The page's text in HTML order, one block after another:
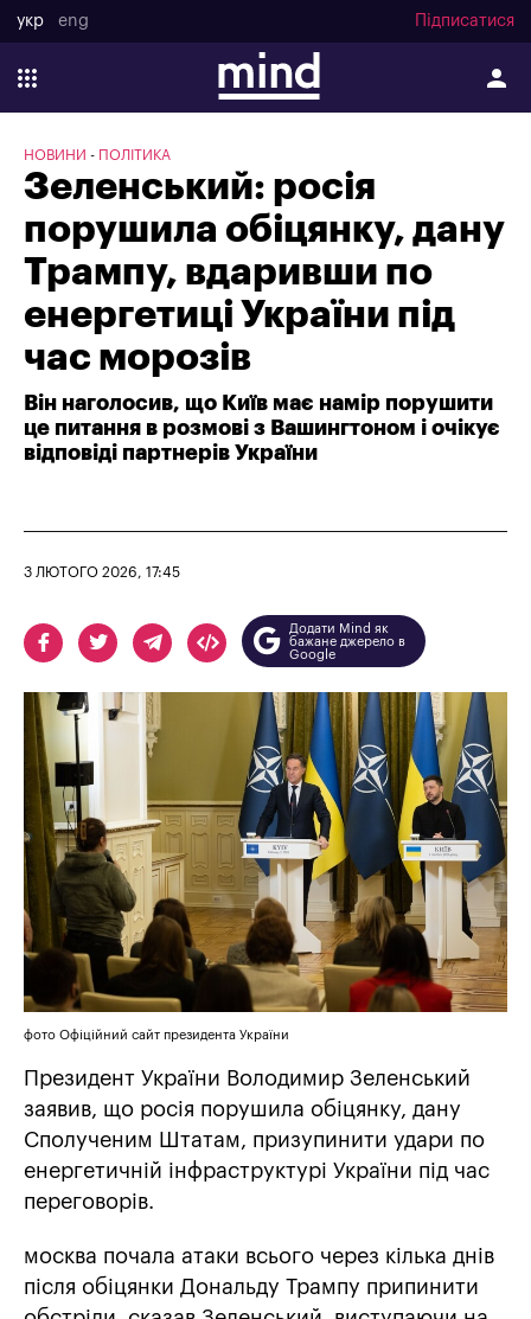
укр eng Підписатися
НОВИНИ ПОЛІТИКА
Зеленський: росія
порушила обіцянку, дану
Трампу, вдаривши по
енергетиці України під
час морозів
Він наголосив, що Київ має намір порушити
це питання в розмові з Вашингтоном і очікує
відповіді партнерів України
3 ЛЮТОГО 2026, 17:45
Додати Mind як
бажане джерело в
Google
фото Офіційний сайт президента України
Президент України Володимир Зеленський
заявив, що росія порушила обіцянку, дану
Сполученим Штатам, призупинити удари по
енергетичній інфраструктурі України під час
переговорів.
москва почала атаки всього через кілька днів
після обіцянки Дональду Трампу припинити